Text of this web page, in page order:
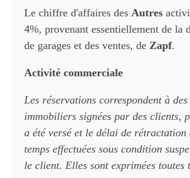
Le chiffre d'affaires des Autres
4%, provenant essentiellement de
de garages et des ventes, de Zapf.
Activité commerciale
Les réservations correspondent à
immobiliers signées par des clients,
a été versé et le délai de
temps effectuées sous condition
le client. Elles sont exprimées toutes